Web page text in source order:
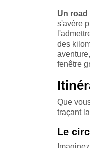
Un
s'avère
des
fenêtre
Que
traçant
Le